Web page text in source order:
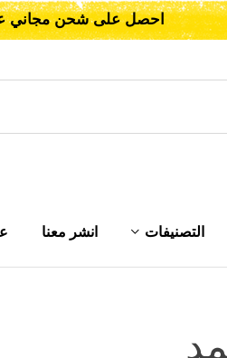
احصل على شحن مجاني عند شراء
التصنيفات انشر معنا